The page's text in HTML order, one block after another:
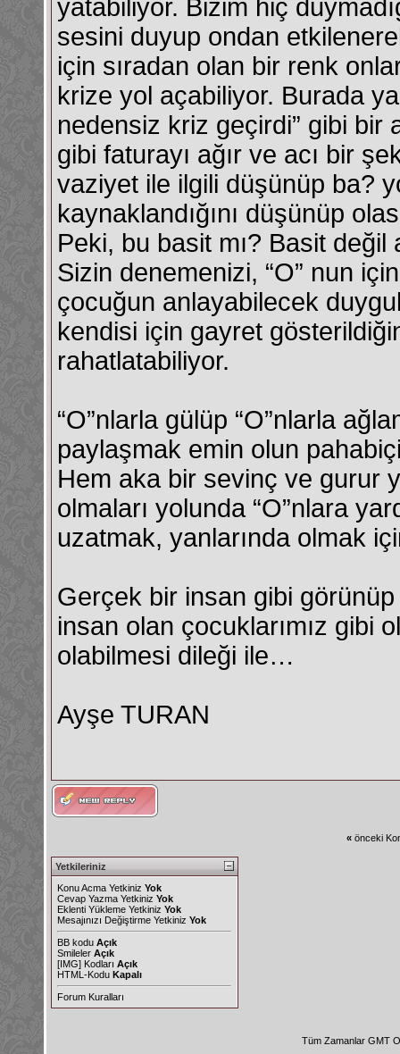
yatabiliyor. Bizim hiç
sesini duyup ondan
için sıradan olan bir renk
krize yol açabiliyor. Burada
nedensiz kriz geçirdi” gibi bir
gibi faturayı ağır ve acı bir
vaziyet ile ilgili düşünüp ba?
kaynaklandığını düşünüp
Peki, bu basit mı? Basit
Sizin denemenizi, “O” nun
çocuğun anlayabilecek
kendisi için gayret
rahatlatabiliyor.
“O”nlarla gülüp “O”nlarla
paylaşmak emin olun
Hem aka bir sevinç ve gurur
olmaları yolunda “O”nlara
uzatmak, yanlarında olmak
Gerçek bir insan gibi
insan olan çocuklarımız gibi
olabilmesi dileği ile…
Ayşe TURAN
« önceki
Yetkileriniz
Konu Acma Yetkiniz Yok
Cevap Yazma Yetkiniz Yok
Eklenti Yükleme Yetkiniz Yok
Mesajınızı Değiştirme Yetkiniz Yok
BB kodu Açık
Smileler Açık
[IMG] Kodları Açık
HTML-Kodu Kapalı
Forum Kuralları
Tüm Zamanlar GMT